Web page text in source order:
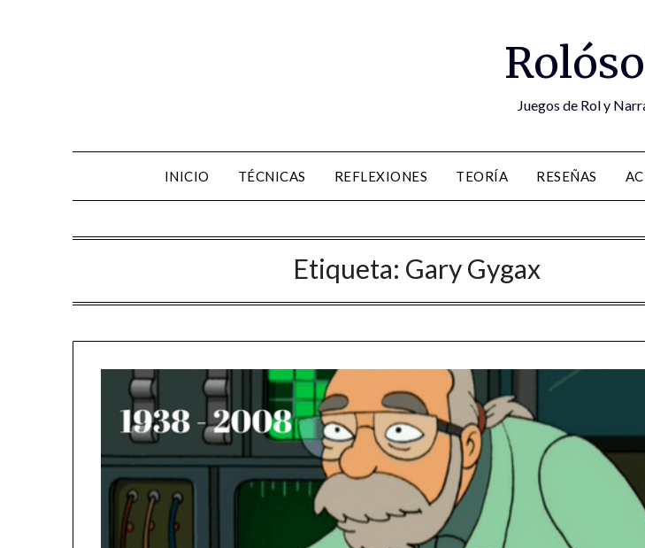
Juegos de Rol y
INICIO TÉCNICAS REFLEXIONES TEORÍA RESEÑAS
Etiqueta: Gary Gygax